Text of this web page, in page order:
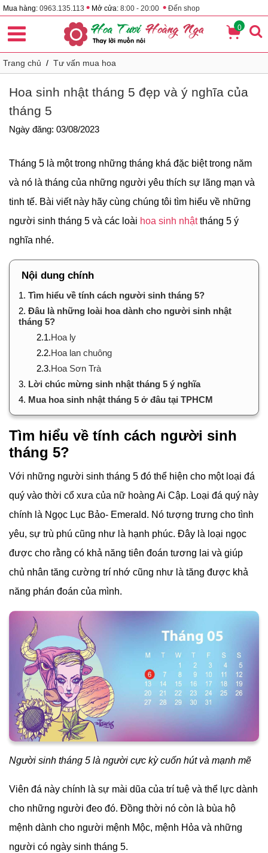
Mua hàng: 0963.135.113 • Mở cửa: 8:00 - 20:00 • Đến shop
0
Trang chủ / Tư vấn mua hoa
Hoa sinh nhật tháng 5 đẹp và ý nghĩa của
tháng 5
Ngày đăng: 03/08/2023
Tháng 5 là một trong những tháng khá đặc biệt trong năm
và nó là tháng của những người yêu thích sự lãng mạn và
tinh tế. Bài viết này hãy cùng chúng tôi tìm hiểu về những
người sinh tháng 5 và các loài hoa sinh nhậttháng 5 ý
nghĩa nhé.
Nội dung chính
1. Tìm hiểu về tính cách người sinh tháng 5?
2. Đâu là những loài hoa dành cho người sinh nhật
tháng 5?
2.1.Hoa ly
2.2.Hoa lan chuông
2.3.Hoa Sơn Trà
3. Lời chúc mừng sinh nhật tháng 5 ý nghĩa
4. Mua hoa sinh nhật tháng 5 ở đâu tại TPHCM
Tìm hiểu về tính cách người sinh
tháng 5?
Với những người sinh tháng 5 đó thể hiện cho một loại đá
quý vào thời cổ xưa của nữ hoàng Ai Cập. Loại đá quý này
chính là Ngọc Lục Bảo- Emerald. Nó tượng trưng cho tình
yêu, sự trù phú cũng như là hạnh phúc. Đây là loại ngọc
được cho rằng có khả năng tiên đoán tương lai và giúp
chủ nhân tăng cường trí nhớ cũng như là tăng được khả
năng phán đoán của mình.
Người sinh tháng 5 là người cực kỳ cuốn hút và mạnh mẽ
Viên đá này chính là sự mài dũa của trí tuệ và thể lực dành
cho những người đeo đó. Đồng thời nó còn là bùa hộ
mệnh dành cho người mệnh Mộc, mệnh Hỏa và những
người có ngày sinh tháng 5.